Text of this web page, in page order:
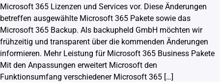
Microsoft 365 Lizenzen und Services vor. Diese Änderungen
betreffen ausgewählte Microsoft 365 Pakete sowie das
Microsoft 365 Backup. Als backupheld GmbH möchten wir
frühzeitig und transparent über die kommenden Änderungen
informieren. Mehr Leistung für Microsoft 365 Business Pakete
Mit den Anpassungen erweitert Microsoft den
Funktionsumfang verschiedener Microsoft 365 […]